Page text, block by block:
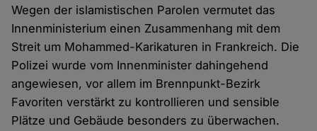
Wegen der islamistischen Parolen vermutet das
Innenministerium einen Zusammenhang mit dem
Streit um Mohammed-Karikaturen in Frankreich. Die
Polizei wurde vom Innenminister dahingehend
angewiesen, vor allem im Brennpunkt-Bezirk
Favoriten verstärkt zu kontrollieren und sensible
Plätze und Gebäude besonders zu überwachen.